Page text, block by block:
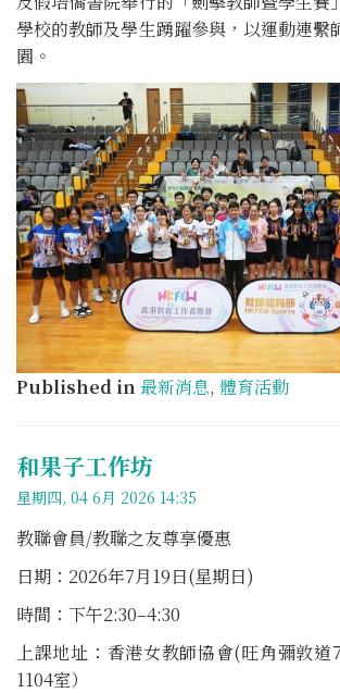
學校的教師及學生踴躍參與，以運動連繫
園。
Published in 最新消息, 體育活動
和果子工作坊
星期四, 04 6月 2026 14:35
教聯會員/教聯之友尊享優惠
日期：2026年7月19日(星期日)
時間：下午2:30–4:30
上課地址：香港女教師協會(旺角彌敦道
1104室）